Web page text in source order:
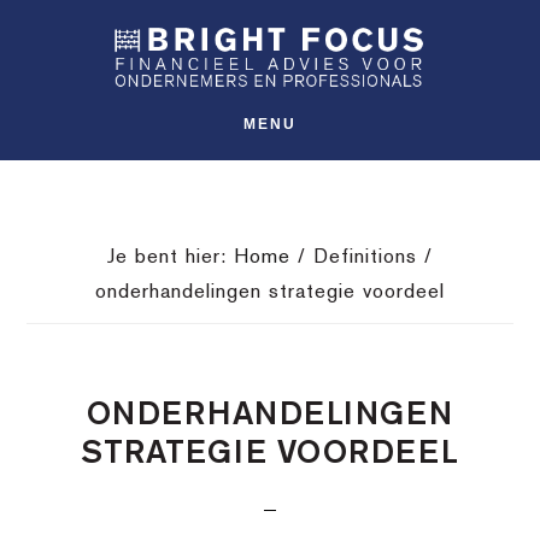
inhoud
MENU
Je bent hier: Home / Definitions /
onderhandelingen strategie voordeel
ONDERHANDELINGEN
STRATEGIE VOORDEEL